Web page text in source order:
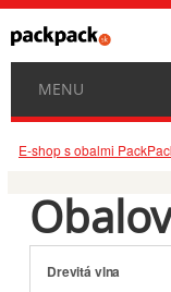
MENU
E-shop s obalmi
Drevitá vlna